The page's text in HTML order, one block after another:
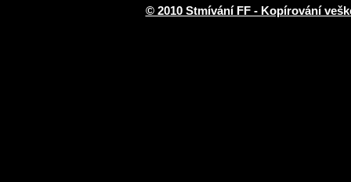
© 2010 Stmívání FF - Kopírování